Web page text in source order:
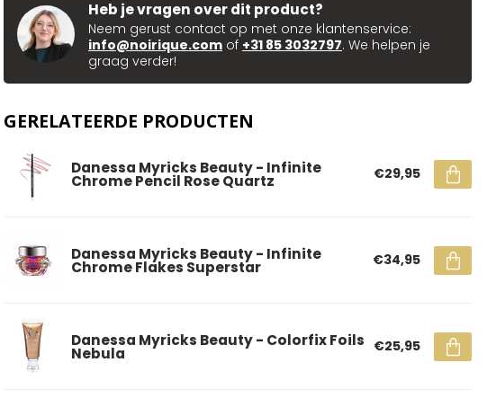
Heb je vragen over dit product?
Neem gerust contact op met onze klantenservice:
info@noirique.com of +31 85 3032797. We helpen je
graag verder!
GERELATEERDE PRODUCTEN
Danessa Myricks Beauty - Infinite
Chrome Pencil Rose Quartz €29,95
Danessa Myricks Beauty - Infinite
Chrome Flakes Superstar €34,95
Danessa Myricks Beauty - Colorfix Foils
Nebula €25,95